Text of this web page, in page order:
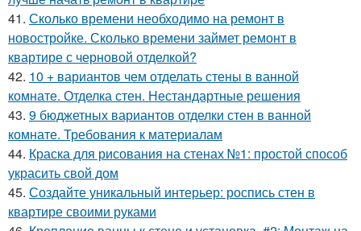
41. Сколько времени необходимо на ремонт в
новостройке. Сколько времени займет ремонт в
квартире с черновой отделкой?
42. 10 + вариантов чем отделать стены в ванной
комнате. Отделка стен. Нестандартные решения
43. 9 бюджетных вариантов отделки стен в ванной
комнате. Требования к материалам
44. Краска для рисования на стенах №1: простой способ
украсить свой дом
45. Создайте уникальный интерьер: роспись стен в
квартире своими руками